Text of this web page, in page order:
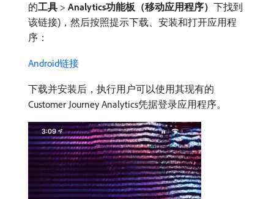
的​工具 > Analytics功能板（移动应用程序） ​下找到
该链接)，然后按照提示下载、安装和打开应用程
序：
Android链接
下载并安装后，执行用户可以使用其现有的
Customer Journey Analytics凭据登录应用程序。